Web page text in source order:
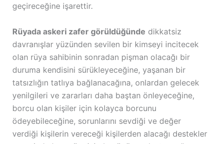
geçireceğine işarettir.
Rüyada askeri zafer görüldüğünde dikkatsiz
davranışlar yüzünden sevilen bir kimseyi incitecek
olan rüya sahibinin sonradan pişman olacağı bir
duruma kendisini sürükleyeceğine, yaşanan bir
tatsızlığın tatlıya bağlanacağına, onlardan gelecek
yenilgileri ve zararları daha baştan önleyeceğine,
borcu olan kişiler için kolayca borcunu
ödeyebileceğine, sorunlarını sevdiği ve değer
verdiği kişilerin vereceği kişilerden alacağı destekler